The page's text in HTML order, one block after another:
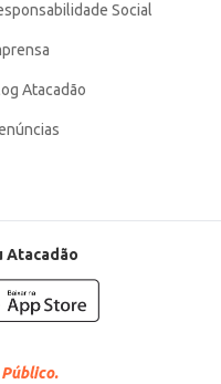
Social
Atacadão
Atacadão